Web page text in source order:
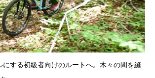
にする初級者向けのルートへ。木々の間を縫